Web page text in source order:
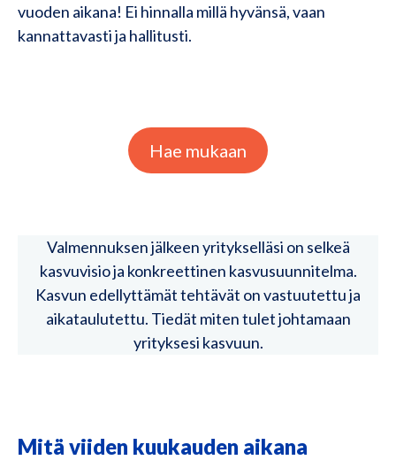
vuoden aikana! Ei hinnalla millä hyvänsä, vaan
kannattavasti ja hallitusti.
Hae mukaan
Valmennuksen jälkeen yritykselläsi on selkeä
kasvuvisio ja konkreettinen kasvusuunnitelma.
Kasvun edellyttämät tehtävät on vastuutettu ja
aikataulutettu. Tiedät miten tulet johtamaan
yrityksesi kasvuun.
Mitä viiden kuukauden aikana